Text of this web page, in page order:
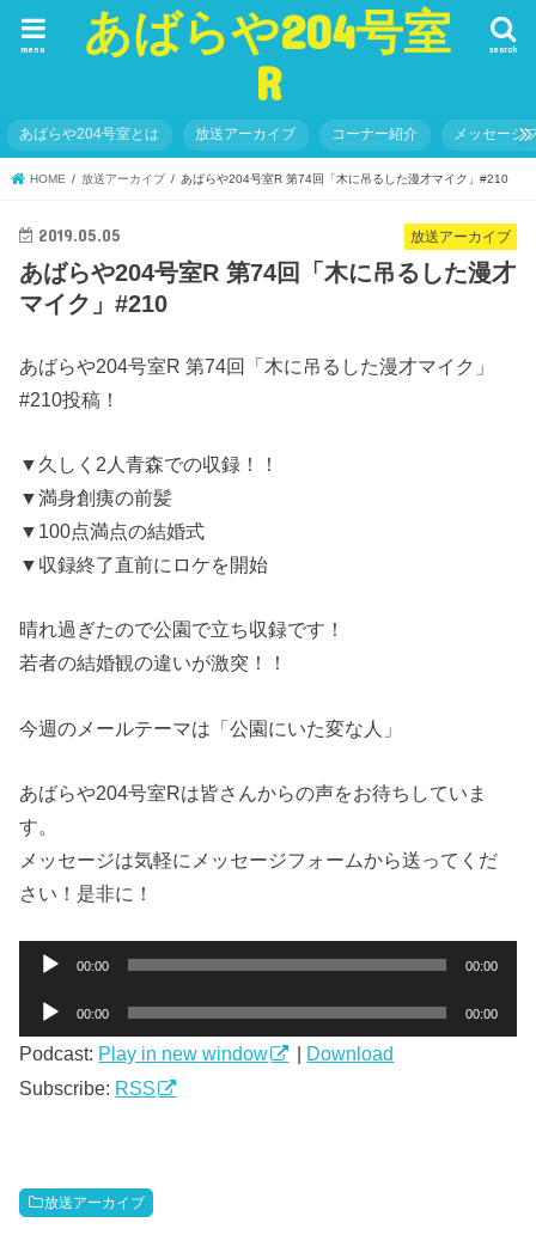
あばらや204号室
R
search
menu
あばらや204号室とは 放送アーカイブ コーナー紹介 メッセージ
HOME 放送アーカイブ あばらや204号室R 第74回「木に吊るした漫才マイク」#210
放送アーカイブ
2019.05.05
あばらや204号室R 第74回「木に吊るした漫才
マイク」#210
あばらや204号室R 第74回「木に吊るした漫才マイク」
#210投稿！
▼久しく2人青森での収録！！
▼満身創痍の前髪
▼100点満点の結婚式
▼収録終了直前にロケを開始
晴れ過ぎたので公園で立ち収録です！
若者の結婚観の違いが激突！！
今週のメールテーマは「公園にいた変な人」
あばらや204号室Rは皆さんからの声をお待ちしていま
す。
メッセージは気軽にメッセージフォームから送ってくだ
さい！是非に！
レ
ヤ
00:00 00:00
プ
レ
00:00 00:00
Podcast: Play in new window
Download
Subscribe: RSS
放送アーカイブ